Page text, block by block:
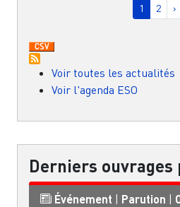
Page
1 Page
2 ›
Voir toutes les actualités
Voir l'agenda ESO
Derniers ouvrages
Événement | Parution |